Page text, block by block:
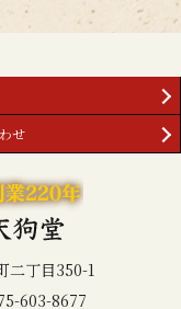
せ
丁目350-1
603-8677